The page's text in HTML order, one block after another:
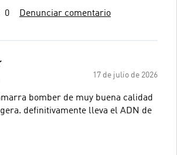
0 Denunciar comentario
17 de julio de 2026
bomber de muy buena calidad
definitivamente lleva el ADN de